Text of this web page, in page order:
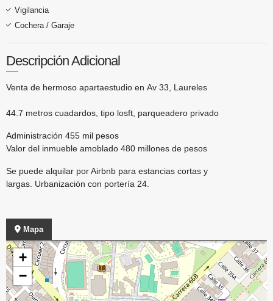
Vigilancia
Cochera / Garaje
Descripción Adicional
Venta de hermoso apartaestudio en Av 33, Laureles
44.7 metros cuadardos, tipo losft, parqueadero privado
Administración 455 mil pesos
Valor del inmueble amoblado 480 millones de pesos
Se puede alquilar por Airbnb para estancias cortas y
largas. Urbanización con portería 24.
Mapa
+
−